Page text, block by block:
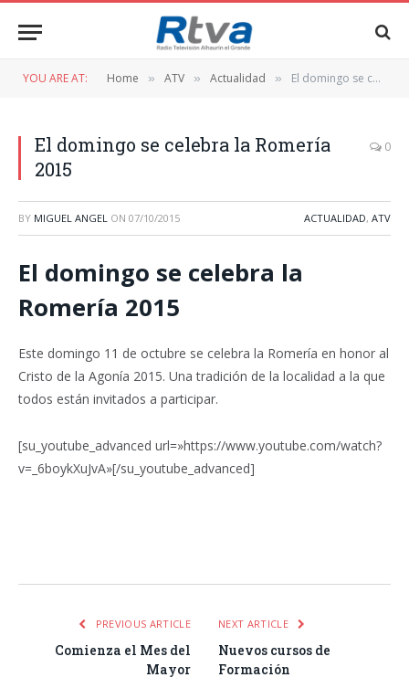
YOU ARE AT: Home » ATV » Actualidad » El domingo se celebra la Romería 2015
El domingo se celebra la Romería
2015
0
BY MIGUEL ANGEL ON 07/10/2015 ACTUALIDAD, ATV
El domingo se celebra la
Romería 2015
Este domingo 11 de octubre se celebra la Romería en honor al
Cristo de la Agonía 2015. Una tradición de la localidad a la que
todos están invitados a participar.
[su_youtube_advanced url=»https://www.youtube.com/watch?
v=_6boykXuJvA»[/su_youtube_advanced]
PREVIOUS ARTICLE
Comienza el Mes del
Mayor
NEXT ARTICLE
Nuevos cursos de
Formación